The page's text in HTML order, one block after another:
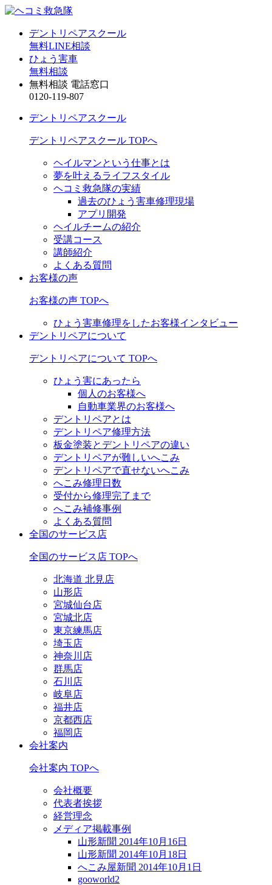
デントリペアスクール
無料LINE相談
ひょう害車
無料相談
無料相談 電話窓口
0120-119-807
デントリペアスクール
デントリペアスクール TOPへ
ヘイルマンという仕事とは
夢を叶えるライフスタイル
ヘコミ救急隊の実績
過去のひょう害車修理現場
アプリ開発
ヘイルチームの紹介
受講コース
講師紹介
よくある質問
お客様の声
お客様の声 TOPへ
ひょう害車修理をしたお客様インタビュー
デントリペアについて
デントリペアについて TOPへ
ひょう害にあったら
個人のお客様へ
自動車業界のお客様へ
デントリペアとは
デントリペア修理方法
板金塗装とデントリペアの違い
デントリペアが難しいへこみ
デントリペアで直せないへこみ
へこみ修理日数
受付から修理完了まで
へこみ補修事例
よくある質問
全国のサービス店
全国のサービス店 TOPへ
北海道 北見店
山形店
宮城仙台店
宮城北店
東京練馬店
埼玉店
神奈川店
群馬店
石川店
岐阜店
福井店
京都西店
福岡店
会社案内
会社案内 TOPへ
会社概要
代表者挨拶
経営理念
メディア掲載事例
山形新聞 2014年10月16日
山形新聞 2014年10月18日
へこみ屋新聞 2014年10月1日
gooworld2